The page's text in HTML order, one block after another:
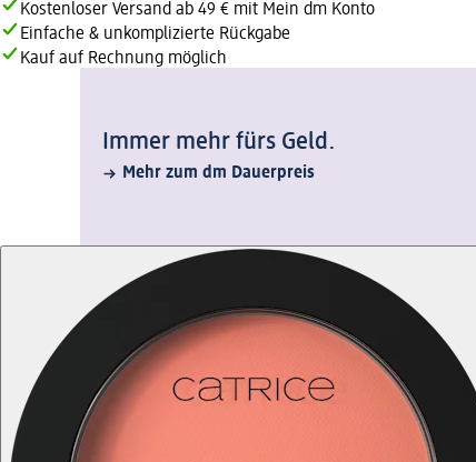
Kostenloser Versand ab 49 € mit Mein dm Konto
Einfache & unkomplizierte Rückgabe
Kauf auf Rechnung möglich
Immer mehr fürs Geld.
Mehr zum dm Dauerpreis